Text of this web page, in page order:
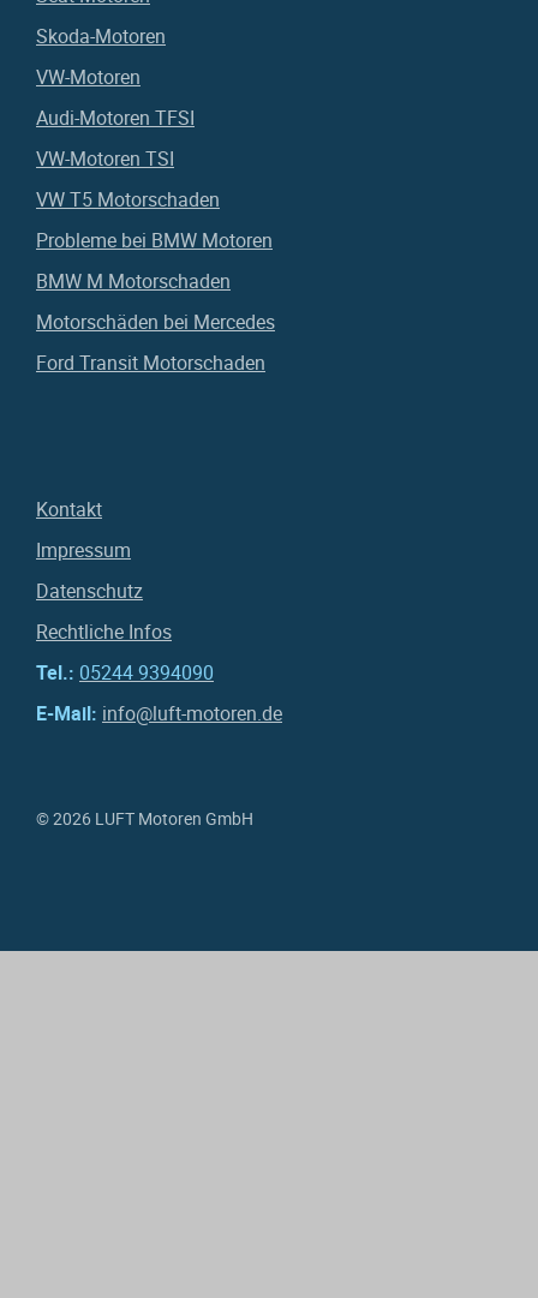
Skoda-Motoren
VW-Motoren
Audi-Motoren TFSI
VW-Motoren TSI
VW T5 Motorschaden
Probleme bei BMW Motoren
BMW M Motorschaden
Motorschäden bei Mercedes
Ford Transit Motorschaden
Kontakt
Impressum
Datenschutz
Rechtliche Infos
Tel.: 05244 9394090
E-Mail: info@luft-motoren.de
© 2026 LUFT Motoren GmbH